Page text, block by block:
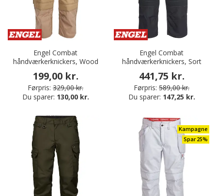
Engel Combat
håndværkerknickers, Wood
199,00 kr.
Førpris: 329,00 kr.
Du sparer: 130,00 kr.
Engel Combat
håndværkerknickers, Sort
441,75 kr.
Førpris: 589,00 kr.
Du sparer: 147,25 kr.
Kampagne
Spar 25%